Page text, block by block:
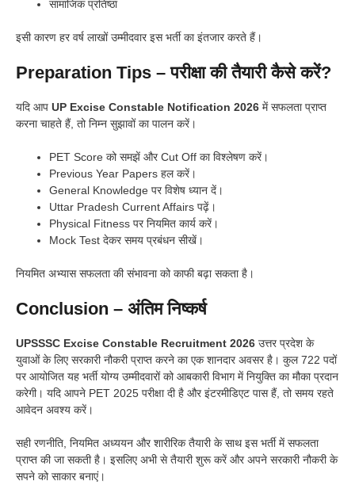
सामाजिक प्रतिष्ठा
इसी कारण हर वर्ष लाखों उम्मीदवार इस भर्ती का इंतजार करते हैं।
Preparation Tips – परीक्षा की तैयारी कैसे करें?
यदि आप UP Excise Constable Notification 2026 में सफलता प्राप्त
करना चाहते हैं, तो निम्न सुझावों का पालन करें।
PET Score को समझें और Cut Off का विश्लेषण करें।
Previous Year Papers हल करें।
General Knowledge पर विशेष ध्यान दें।
Uttar Pradesh Current Affairs पढ़ें।
Physical Fitness पर नियमित कार्य करें।
Mock Test देकर समय प्रबंधन सीखें।
नियमित अभ्यास सफलता की संभावना को काफी बढ़ा सकता है।
Conclusion – अंतिम निष्कर्ष
UPSSSC Excise Constable Recruitment 2026 उत्तर प्रदेश के
युवाओं के लिए सरकारी नौकरी प्राप्त करने का एक शानदार अवसर है। कुल 722 पदों
पर आयोजित यह भर्ती योग्य उम्मीदवारों को आबकारी विभाग में नियुक्ति का मौका प्रदान
करेगी। यदि आपने PET 2025 परीक्षा दी है और इंटरमीडिएट पास हैं, तो समय रहते
आवेदन अवश्य करें।
सही रणनीति, नियमित अध्ययन और शारीरिक तैयारी के साथ इस भर्ती में सफलता
प्राप्त की जा सकती है। इसलिए अभी से तैयारी शुरू करें और अपने सरकारी नौकरी के
सपने को साकार बनाएं।